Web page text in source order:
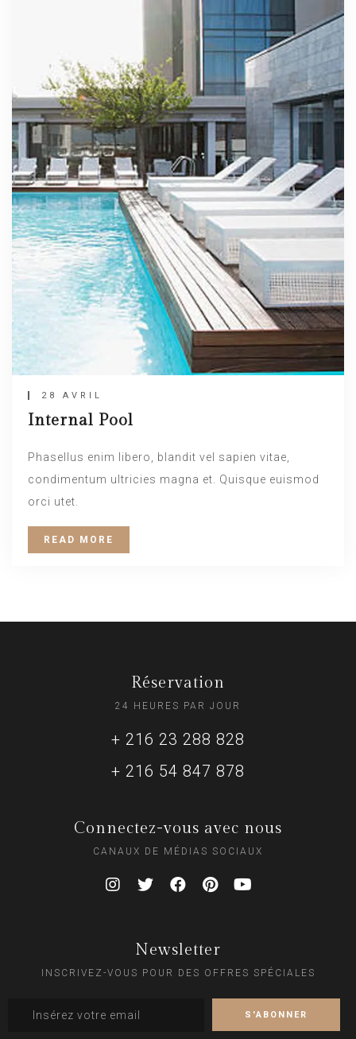
28 AVRIL
Internal Pool
Phasellus enim libero, blandit vel sapien vitae,
condimentum ultricies magna et. Quisque euismod
orci utet.
READ MORE
Réservation
24 HEURES PAR JOUR
+ 216 23 288 828
+ 216 54 847 878
Connectez-vous avec nous
CANAUX DE MÉDIAS SOCIAUX
Newsletter
INSCRIVEZ-VOUS POUR DES OFFRES SPÉCIALES